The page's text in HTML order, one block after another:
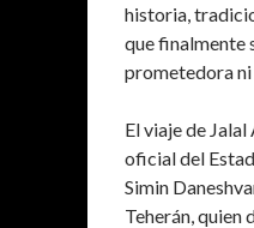
historia,
que finalmente
prometedora ni
El viaje de
oficial del
Simin
Teherán, quien